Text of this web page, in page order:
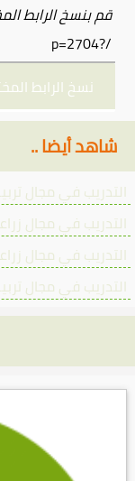
قم بنسخ الرابط
/?p=2704
نسخ الرابط
شاهد أيضا ..
التدريب في مجال
التدريب في مجال
التدريب في مجال
التدريب في مجال